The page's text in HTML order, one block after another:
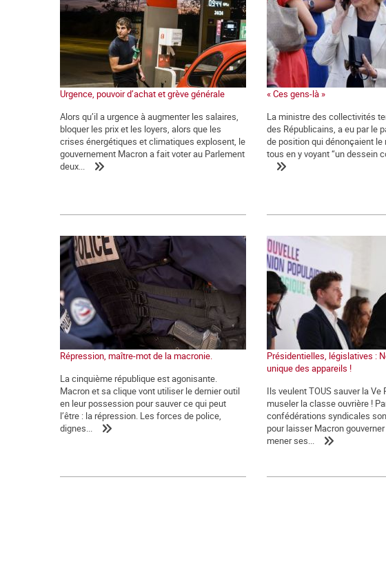
Urgence, pouvoir d’achat et grève générale
Alors qu’il a urgence à augmenter les salaires,
bloquer les prix et les loyers, alors que les
crises énergétiques et climatiques explosent, le
gouvernement Macron a fait voter au Parlement
deux...
« Ces gens-là »
La ministre des collectivités
des Républicains, a eu par le
de position qui dénonçaient le
tous en y voyant “un dessein
Répression, maître-mot de la macronie.
La cinquième république est agonisante.
Macron et sa clique vont utiliser le dernier outil
en leur possession pour sauver ce qui peut
l’être : la répression. Les forces de police,
dignes...
Présidentielles, législatives :
unique des appareils !
Ils veulent TOUS sauver la Ve
museler la classe ouvrière !
confédérations syndicales
pour laisser Macron
mener ses...